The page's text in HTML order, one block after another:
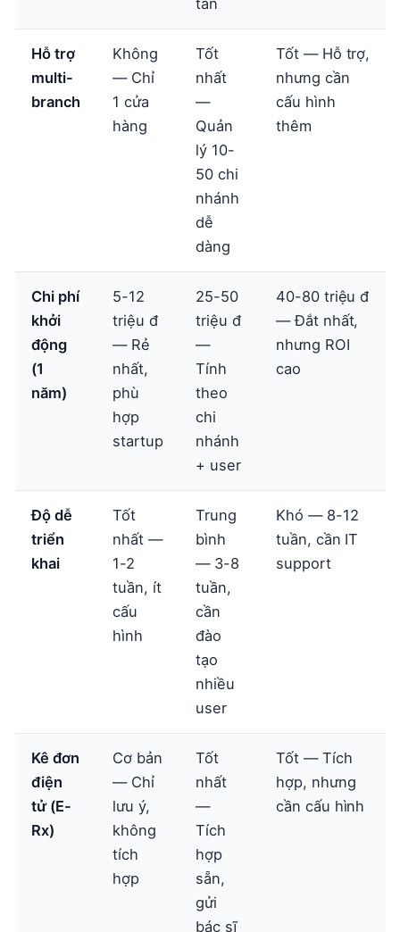
tán
Hỗ trợ
multi-
branch
Không
— Chỉ
1 cửa
hàng
Tốt
nhất
—
Quản
lý 10-
50 chi
nhánh
dễ
dàng
Tốt — Hỗ trợ,
nhưng cần
cấu hình
thêm
Chi phí
khởi
động
(1
năm)
5-12
triệu đ
— Rẻ
nhất,
phù
hợp
startup
25-50
triệu đ
—
Tính
theo
chi
nhánh
+ user
40-80 triệu đ
— Đắt nhất,
nhưng ROI
cao
Độ dễ
triển
khai
Tốt
nhất —
1-2
tuần, ít
cấu
hình
Trung
bình
— 3-8
tuần,
cần
đào
tạo
nhiều
user
Khó — 8-12
tuần, cần IT
support
Kê đơn
điện
tử (E-
Rx)
Cơ bản
— Chỉ
lưu ý,
không
tích
hợp
Tốt
nhất
—
Tích
hợp
sẵn,
gửi
bác sĩ
Tốt — Tích
hợp, nhưng
cần cấu hình